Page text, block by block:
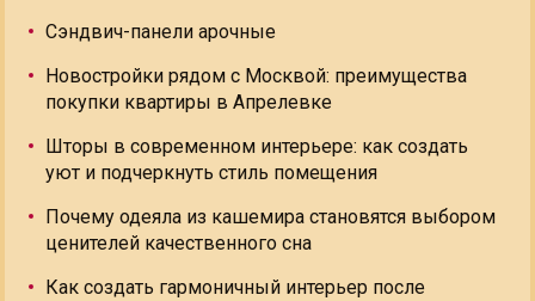
Сэндвич-панели арочные
Новостройки рядом с Москвой: преимущества
покупки квартиры в Апрелевке
Шторы в современном интерьере: как создать
уют и подчеркнуть стиль помещения
Почему одеяла из кашемира становятся выбором
ценителей качественного сна
Как создать гармоничный интерьер после